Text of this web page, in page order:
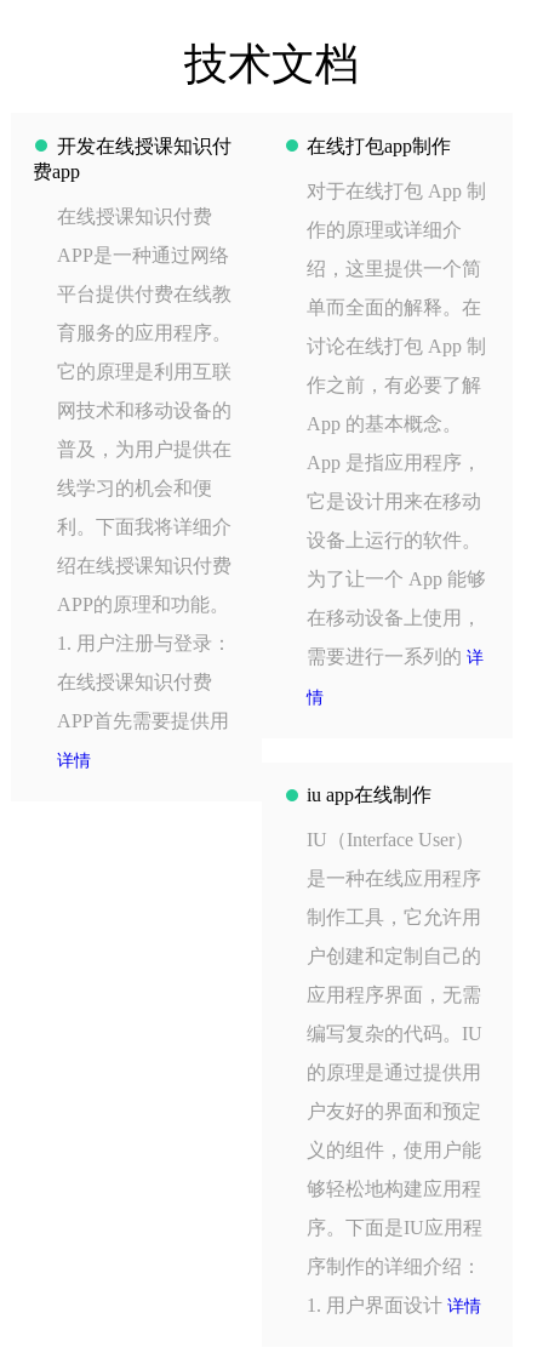
技术文档
开发在线授课知识付
费app
在线授课知识付费
APP是一种通过网络
平台提供付费在线教
育服务的应用程序。
它的原理是利用互联
网技术和移动设备的
普及，为用户提供在
线学习的机会和便
利。下面我将详细介
绍在线授课知识付费
APP的原理和功能。
1. 用户注册与登录：
在线授课知识付费
APP首先需要提供用
详情
在线打包app制作
对于在线打包 App 制
作的原理或详细介
绍，这里提供一个简
单而全面的解释。在
讨论在线打包 App 制
作之前，有必要了解
App 的基本概念。
App 是指应用程序，
它是设计用来在移动
设备上运行的软件。
为了让一个 App 能够
在移动设备上使用，
需要进行一系列的详
情
iu app在线制作
IU（Interface User）
是一种在线应用程序
制作工具，它允许用
户创建和定制自己的
应用程序界面，无需
编写复杂的代码。IU
的原理是通过提供用
户友好的界面和预定
义的组件，使用户能
够轻松地构建应用程
序。下面是IU应用程
序制作的详细介绍：
1. 用户界面设计详情